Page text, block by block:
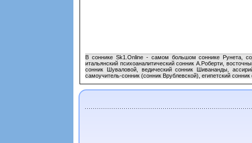
В соннике Sk1.Online - самом большом соннике Рунета,
итальянский психоаналитический сонник А.Роберти,
сонник Шуваловой, ведический сонник Шивананды,
самоучитель-сонник (сонник Врублевской), египетский